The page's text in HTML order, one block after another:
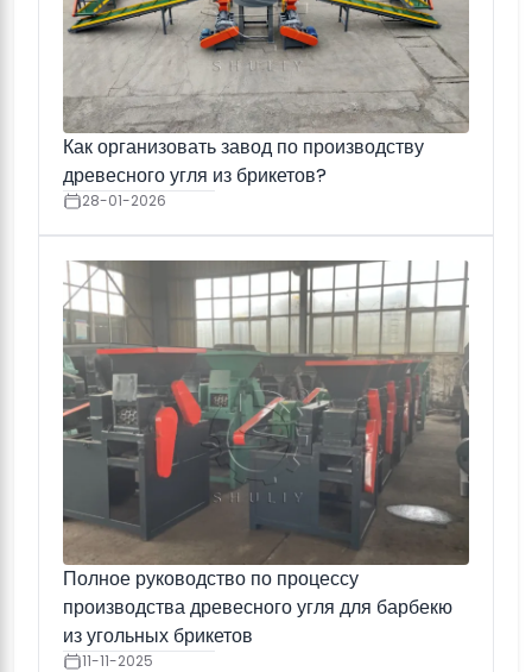
Как организовать завод по производству
древесного угля из брикетов?
28-01-2026
Полное руководство по процессу
производства древесного угля для барбекю
из угольных брикетов
11-11-2025